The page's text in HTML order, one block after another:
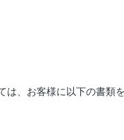
は、お客様に以下の書類